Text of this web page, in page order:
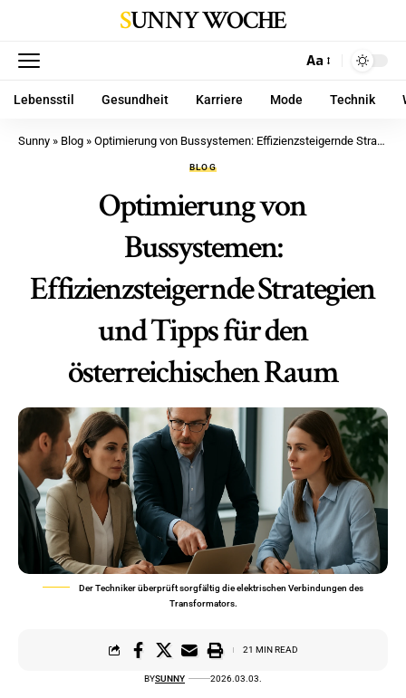
SUNNY WOCHE
Aa
Lebensstil Gesundheit Karriere Mode Technik
Sunny » Blog » Optimierung von Bussystemen: Effizienzsteigernde Strategien und Tipps für den österreichischen Raum
BLOG
Optimierung von
Bussystemen:
Effizienzsteigernde Strategien
und Tipps für den
österreichischen Raum
Der Techniker überprüft sorgfältig die elektrischen Verbindungen des
Transformators.
BYSUNNY 2026.03.03.
21 MIN READ